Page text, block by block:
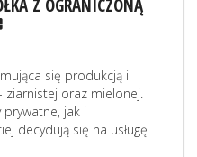
Z OGRANICZONĄ
się produkcją i
ziarnistej oraz mielonej.
jak i
decydują się na usługę